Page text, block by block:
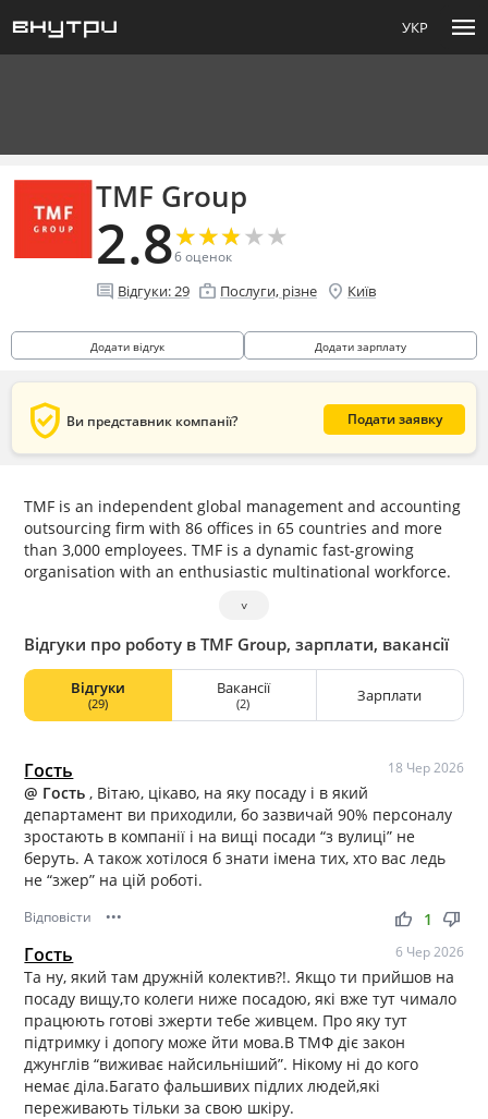
УКР menu
TMF Group
2.8★
★★
★★
★★
★★
★
6оценок
comment Відгуки:29 enterprise Послуги, різне location_on Київ
Додати відгук Додати зарплату
verified_user Ви представник компанії? Подати заявку
TMF is an independent global management and accounting
outsourcing firm with 86 offices in 65 countries and more
than 3,000 employees. TMF is a dynamic fast-growing
organisation with an enthusiastic multinational workforce.
˅
Відгуки про роботу в TMF Group, зарплати, вакансії
Відгуки
(29)
Вакансії
(2) Зарплати
Гость 18 Чер 2026
@ Гость, Вітаю, цікаво, на яку посаду і в який
департамент ви приходили, бо зазвичай 90% персоналу
зростають в компанії і на вищі посади “з вулиці” не
беруть. А також хотілося б знати імена тих, хто вас ледь
не “зжер” на цій роботі.
Відповісти ••• thumb_up thumb_down
1
Гость 6 Чер 2026
Та ну, який там дружній колектив?!. Якщо ти прийшов на
посаду вищу,то колеги ниже посадою, які вже тут чимало
працюють готові зжерти тебе живцем. Про яку тут
підтримку і допогу може йти мова.В ТМФ діє закон
джунглів “виживає найсильніший”. Нікому ні до кого
немає діла.Багато фальшивих підлих людей,які
переживають тільки за свою шкіру.